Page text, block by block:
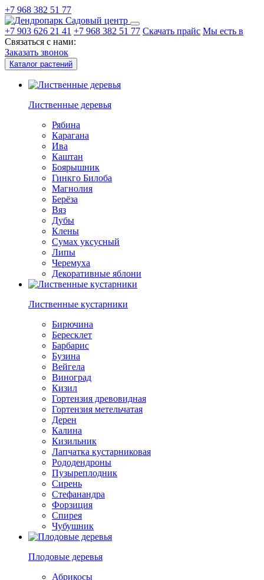
+7 968 382 51 77
Садовый центр
+7 903 626 21 41 +7 968 382 51 77 Скачать прайс Мы есть в
Связаться с нами:
Заказать звонок
Каталог растений
Лиственные деревья
Рябина
Карагана
Ива
Каштан
Боярышник
Гинкго Билоба
Магнолия
Берёза
Вяз
Дубы
Клены
Сумах уксусный
Липы
Черемуха
Декоративные яблони
Лиственные кустарники
Бирючина
Бересклет
Барбарис
Бузина
Вейгела
Виноград
Кизил
Гортензия древовидная
Гортензия метельчатая
Дерен
Калина
Кизильник
Лапчатка кустарниковая
Рододендроны
Пузыреплодник
Сирень
Стефанандра
Форзиция
Спирея
Чубушник
Плодовые деревья
Абрикосы